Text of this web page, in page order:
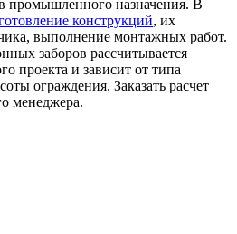
промышленного назначения. В
конструкций, их
выполнение монтажных работ.
заборов рассчитывается
проекта и зависит от типа
ограждения. Заказать расчет
менеджера.